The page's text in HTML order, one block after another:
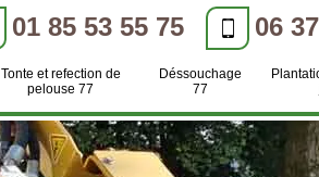
01 85 53 55 75 06
Tonte et refection de
pelouse 77
Déssouchage
77